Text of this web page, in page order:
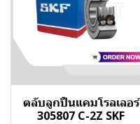
ตลับลูกปืนแคมโรลเลอร์
305807 C-2Z SKF